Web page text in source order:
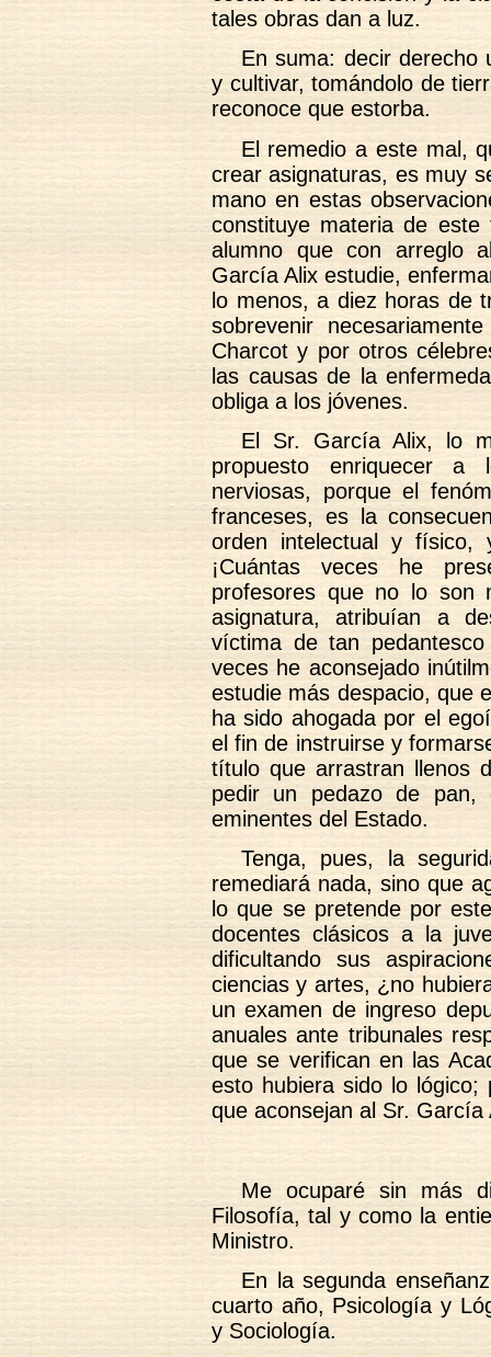
tales obras dan a luz.
En suma: decir derecho
y cultivar, tomándolo de
reconoce que estorba.
El remedio a este mal,
crear asignaturas, es muy
mano en estas
constituye materia de
alumno que con arreglo
García Alix estudie,
lo menos, a diez horas de
sobrevenir
Charcot y por otros
las causas de la
obliga a los jóvenes.
El Sr. García Alix, lo
propuesto enriquecer a
nerviosas, porque el
franceses, es la
orden intelectual y físico,
¡Cuántas veces he
profesores que no lo son
asignatura, atribuían a
víctima de tan
veces he aconsejado
estudie más despacio, que
ha sido ahogada por el
el fin de instruirse y
título que arrastran llenos
pedir un pedazo de pan,
eminentes del Estado.
Tenga, pues, la
remediará nada, sino que
lo que se pretende por
docentes clásicos a la
dificultando sus
ciencias y artes, ¿no
un examen de ingreso
anuales ante tribunales
que se verifican en las
esto hubiera sido lo
que aconsejan al Sr. García
Me ocuparé sin más
Filosofía, tal y como la
Ministro.
En la segunda
cuarto año, Psicología y
y Sociología.